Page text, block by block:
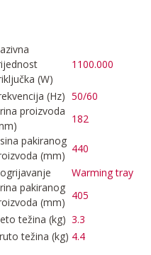
(W)
1100.000
(Hz) 50/60
proizvoda
182
pakiranog
(mm)
440
Warming tray
pakiranog
(mm)
405
težina (kg) 3.3
težina (kg) 4.4